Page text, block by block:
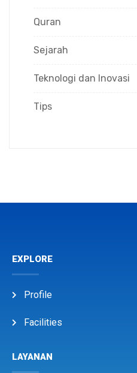
Quran
Sejarah
Teknologi dan Inovasi
Tips
EXPLORE
Profile
Facilities
LAYANAN